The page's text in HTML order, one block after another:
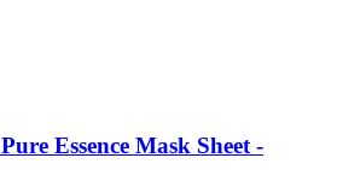
Pure Essence Mask Sheet -​